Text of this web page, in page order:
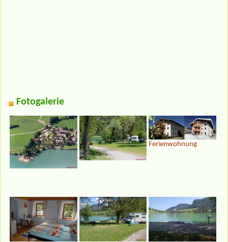
Fotogalerie
Ferienwohnung